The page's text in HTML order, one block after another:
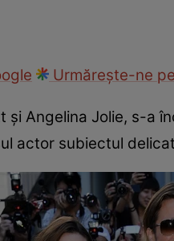
Urmărește-ne
Angelina Jolie, s-a
actor subiectul